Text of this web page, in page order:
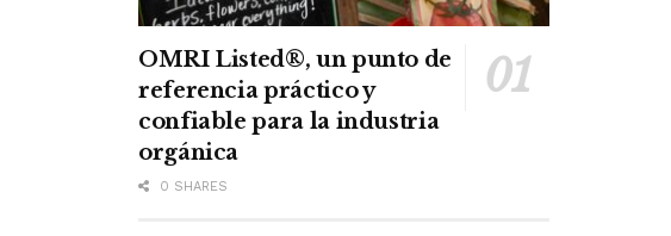
OMRI Listed®, un punto de
referencia práctico y
confiable para la industria
orgánica
0 SHARES